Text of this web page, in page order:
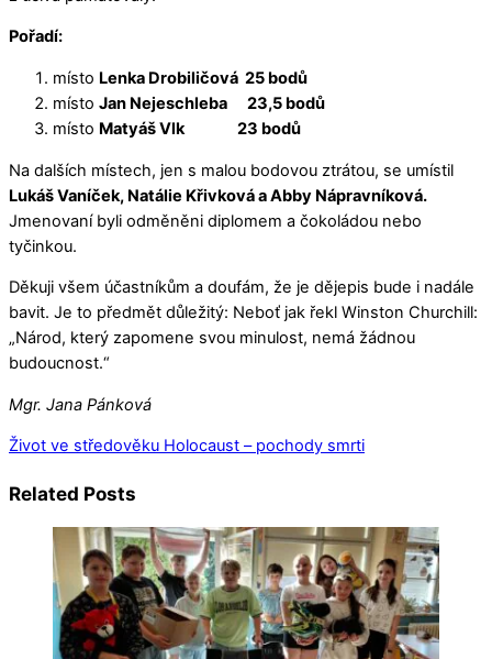
Pořadí:
místo Lenka Drobiličová 25 bodů
místo Jan Nejeschleba 23,5 bodů
místo Matyáš Vlk 23 bodů
Na dalších místech, jen s malou bodovou ztrátou, se umístil
Lukáš Vaníček, Natálie Křivková a Abby Nápravníková.
Jmenovaní byli odměněni diplomem a čokoládou nebo
tyčinkou.
Děkuji všem účastníkům a doufám, že je dějepis bude i nadále
bavit. Je to předmět důležitý: Neboť jak řekl Winston Churchill:
„Národ, který zapomene svou minulost, nemá žádnou
budoucnost.“
Mgr. Jana Pánková
Život ve středověku Holocaust – pochody smrti
Related Posts